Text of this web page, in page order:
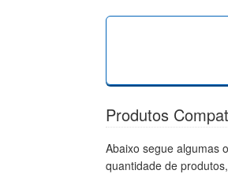
Produtos
Abaixo segue algumas
quantidade de